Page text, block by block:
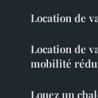
Location de
Location de
mobilité
Louez un